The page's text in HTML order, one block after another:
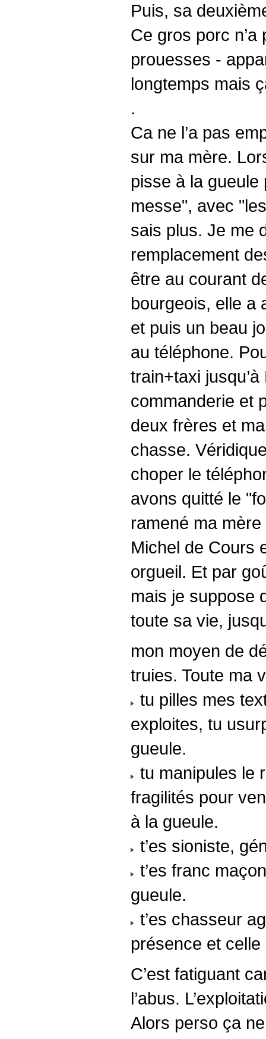
Puis, sa
Ce gros porc
prouesses -
longtemps mais
.
Ca ne l’a pas
sur ma mère.
pisse à la gueule
messe", avec
sais plus. Je me
remplacement
être au courant
bourgeois, elle a
et puis un beau
au téléphone.
train+taxi
commanderie et
deux frères et
chasse.
choper le
avons quitté le
ramené ma
Michel de Cours
orgueil. Et par
mais je suppose
toute sa vie,
mon moyen de
truies. Toute ma
tu pilles mes
exploites, tu
gueule.
tu manipules le
fragilités pour
à la gueule.
t’es sioniste,
t’es franc
gueule.
t’es chasseur
présence et
C’est fatiguant
l’abus.
Alors perso ça